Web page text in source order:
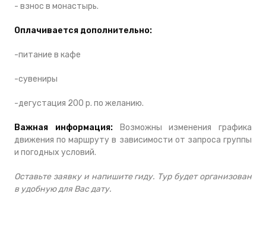
- взнос в монастырь.
Оплачивается дополнительно:
-питание в кафе
-сувениры
-дегустация 200 р. по желанию.
Важная информация:Возможны изменения графика
движения по маршруту в зависимости от запроса группы
и погодных условий.
Оставьте заявку и напишите гиду. Тур будет организован
в удобную для Вас дату.